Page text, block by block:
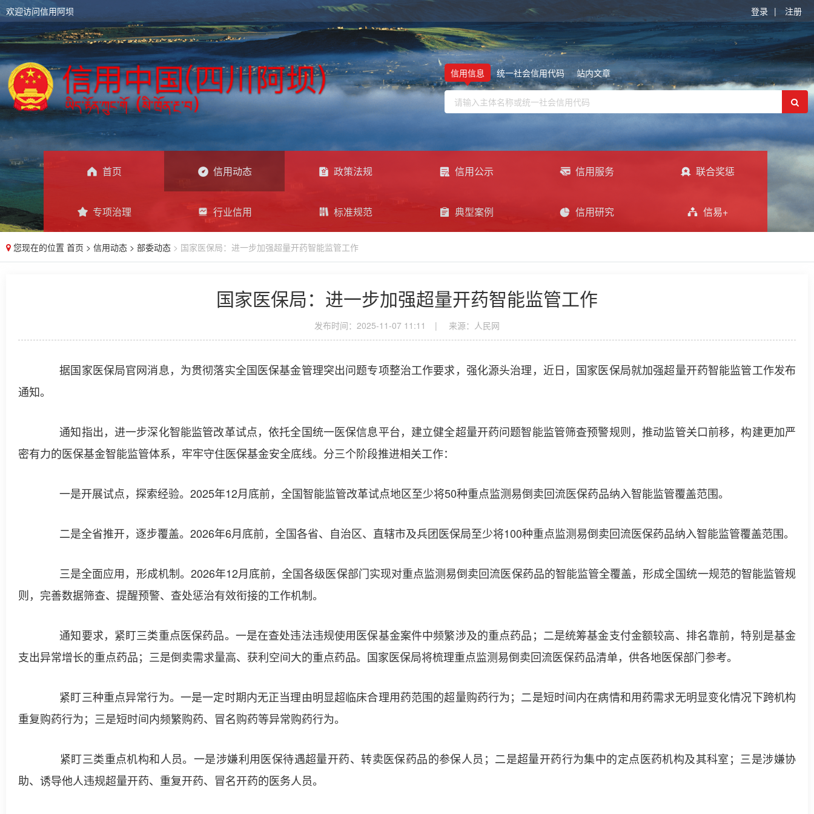
登录 | 注册
欢迎访问信用阿坝
信用信息 统一社会信用代码 站内文章
首页 信用动态 政策法规 信用公示 信用服务 联合奖惩
专项治理 行业信用 标准规范 典型案例 信用研究 信易+
您现在的位置 首页 > 信用动态 > 部委动态 > 国家医保局：进一步加强超量开药智能监管工作
国家医保局：进一步加强超量开药智能监管工作
发布时间：2025-11-07 11:11 | 来源：人民网
据国家医保局官网消息，为贯彻落实全国医保基金管理突出问题专项整治工作要求，强化源头治理，近日，国家医保局就加强超量开药智能监管工作发布
通知。
通知指出，进一步深化智能监管改革试点，依托全国统一医保信息平台，建立健全超量开药问题智能监管筛查预警规则，推动监管关口前移，构建更加严
密有力的医保基金智能监管体系，牢牢守住医保基金安全底线。分三个阶段推进相关工作：
一是开展试点，探索经验。2025年12月底前，全国智能监管改革试点地区至少将50种重点监测易倒卖回流医保药品纳入智能监管覆盖范围。
二是全省推开，逐步覆盖。2026年6月底前，全国各省、自治区、直辖市及兵团医保局至少将100种重点监测易倒卖回流医保药品纳入智能监管覆盖范围。
三是全面应用，形成机制。2026年12月底前，全国各级医保部门实现对重点监测易倒卖回流医保药品的智能监管全覆盖，形成全国统一规范的智能监管规
则，完善数据筛查、提醒预警、查处惩治有效衔接的工作机制。
通知要求，紧盯三类重点医保药品。一是在查处违法违规使用医保基金案件中频繁涉及的重点药品；二是统筹基金支付金额较高、排名靠前，特别是基金
支出异常增长的重点药品；三是倒卖需求量高、获利空间大的重点药品。国家医保局将梳理重点监测易倒卖回流医保药品清单，供各地医保部门参考。
紧盯三种重点异常行为。一是一定时期内无正当理由明显超临床合理用药范围的超量购药行为；二是短时间内在病情和用药需求无明显变化情况下跨机构
重复购药行为；三是短时间内频繁购药、冒名购药等异常购药行为。
紧盯三类重点机构和人员。一是涉嫌利用医保待遇超量开药、转卖医保药品的参保人员；二是超量开药行为集中的定点医药机构及其科室；三是涉嫌协
助、诱导他人违规超量开药、重复开药、冒名开药的医务人员。